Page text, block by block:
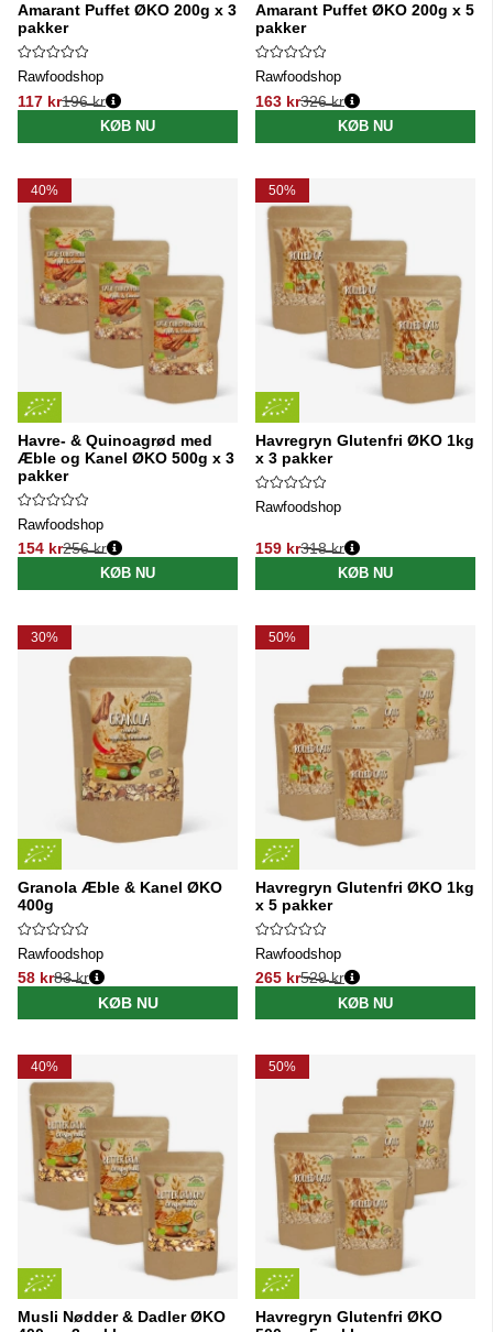
Amarant Puffet ØKO 200g x 3
pakker
Rawfoodshop
117 kr
Normalpris:
196 kr
KØB NU
Amarant Puffet ØKO 200g x 5
pakker
Rawfoodshop
163 kr
Normalpris:
326 kr
KØB NU
40%
Havre- & Quinoagrød med
Æble og Kanel ØKO 500g x 3
pakker
Rawfoodshop
154 kr
Normalpris:
256 kr
KØB NU
50%
Havregryn Glutenfri ØKO 1kg
x 3 pakker
Rawfoodshop
159 kr
Normalpris:
318 kr
KØB NU
30%
Granola Æble & Kanel ØKO
400g
Rawfoodshop
58 kr
Normalpris:
83 kr
KØB NU
50%
Havregryn Glutenfri ØKO 1kg
x 5 pakker
Rawfoodshop
265 kr
Normalpris:
529 kr
KØB NU
40%
Musli Nødder & Dadler ØKO
50%
Havregryn Glutenfri ØKO